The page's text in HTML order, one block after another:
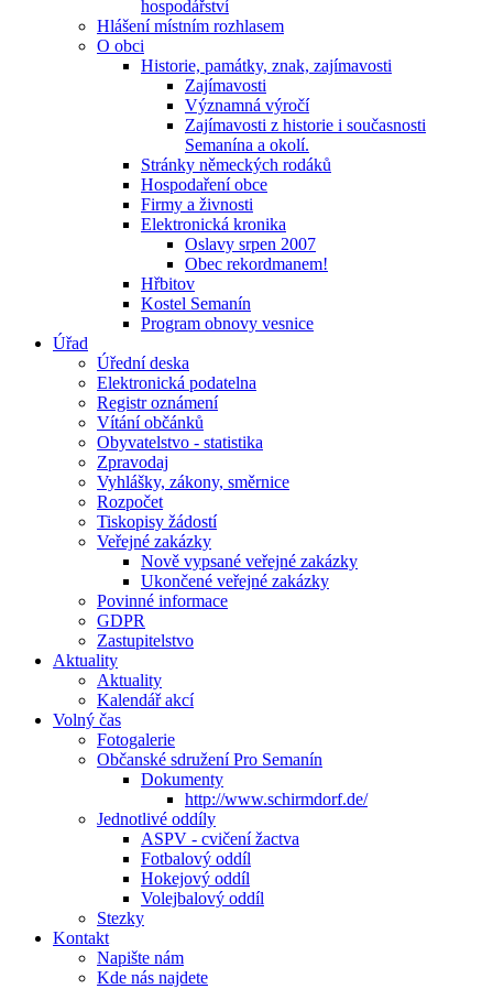
hospodářství
Hlášení místním rozhlasem
O obci
Historie, památky, znak, zajímavosti
Zajímavosti
Významná výročí
Zajímavosti z historie i současnosti
Semanína a okolí.
Stránky německých rodáků
Hospodaření obce
Firmy a živnosti
Elektronická kronika
Oslavy srpen 2007
Obec rekordmanem!
Hřbitov
Kostel Semanín
Program obnovy vesnice
Úřad
Úřední deska
Elektronická podatelna
Registr oznámení
Vítání občánků
Obyvatelstvo - statistika
Zpravodaj
Vyhlášky, zákony, směrnice
Rozpočet
Tiskopisy žádostí
Veřejné zakázky
Nově vypsané veřejné zakázky
Ukončené veřejné zakázky
Povinné informace
GDPR
Zastupitelstvo
Aktuality
Aktuality
Kalendář akcí
Volný čas
Fotogalerie
Občanské sdružení Pro Semanín
Dokumenty
http://www.schirmdorf.de/
Jednotlivé oddíly
ASPV - cvičení žactva
Fotbalový oddíl
Hokejový oddíl
Volejbalový oddíl
Stezky
Kontakt
Napište nám
Kde nás najdete